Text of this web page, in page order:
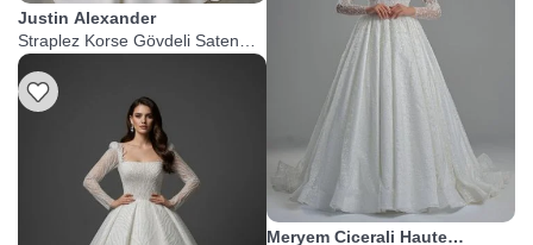
Justin Alexander
Straplez Korse Gövdeli Saten
Prenses Gelinlik
Meryem Cicerali Haute